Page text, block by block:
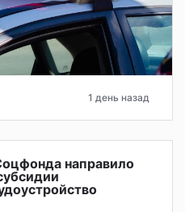
1 день назад
направило